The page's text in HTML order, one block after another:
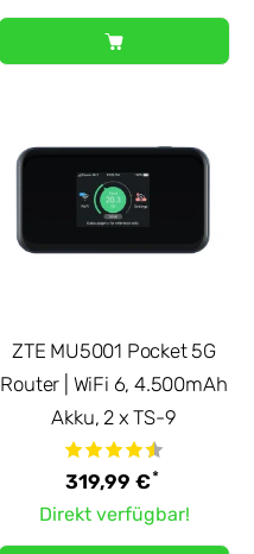
ZTE MU5001 Pocket 5G
Router | WiFi 6, 4.500mAh
Akku, 2 x TS-9
319,99 €*
Direkt verfügbar!